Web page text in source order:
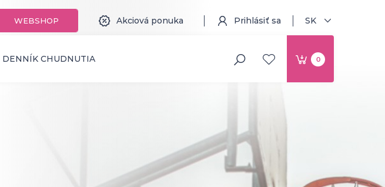
WEBSHOP Akciová ponuka Prihlásiť sa SK
DENNÍK CHUDNUTIA 0